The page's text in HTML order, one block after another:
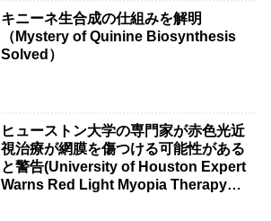
キニーネ生合成の仕組みを解明
（Mystery of Quinine Biosynthesis
Solved）
ヒューストン大学の専門家が赤色光近
視治療が網膜を傷つける可能性がある
と警告(University of Houston Expert
Warns Red Light Myopia Therapy